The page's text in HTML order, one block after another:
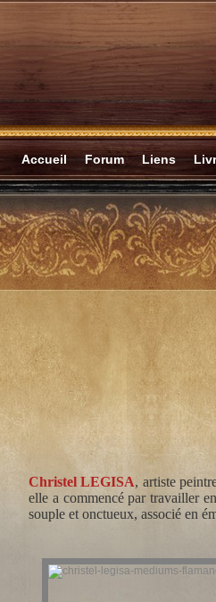
Accueil Forum Liens
Christel LEGISA, artiste
elle a commencé par travailler
souple et onctueux, associé en